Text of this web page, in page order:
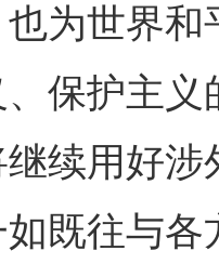
为世界
保护主
续用好涉
既往与
一